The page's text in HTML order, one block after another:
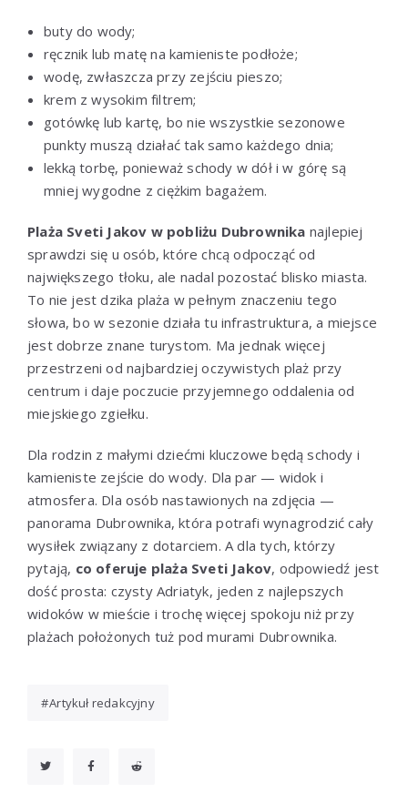
buty do wody;
ręcznik lub matę na kamieniste podłoże;
wodę, zwłaszcza przy zejściu pieszo;
krem z wysokim filtrem;
gotówkę lub kartę, bo nie wszystkie sezonowe
punkty muszą działać tak samo każdego dnia;
lekką torbę, ponieważ schody w dół i w górę są
mniej wygodne z ciężkim bagażem.
Plaża Sveti Jakov w pobliżu Dubrownika najlepiej
sprawdzi się u osób, które chcą odpocząć od
największego tłoku, ale nadal pozostać blisko miasta.
To nie jest dzika plaża w pełnym znaczeniu tego
słowa, bo w sezonie działa tu infrastruktura, a miejsce
jest dobrze znane turystom. Ma jednak więcej
przestrzeni od najbardziej oczywistych plaż przy
centrum i daje poczucie przyjemnego oddalenia od
miejskiego zgiełku.
Dla rodzin z małymi dziećmi kluczowe będą schody i
kamieniste zejście do wody. Dla par — widok i
atmosfera. Dla osób nastawionych na zdjęcia —
panorama Dubrownika, która potrafi wynagrodzić cały
wysiłek związany z dotarciem. A dla tych, którzy
pytają, co oferuje plaża Sveti Jakov, odpowiedź jest
dość prosta: czysty Adriatyk, jeden z najlepszych
widoków w mieście i trochę więcej spokoju niż przy
plażach położonych tuż pod murami Dubrownika.
Artykuł redakcyjny